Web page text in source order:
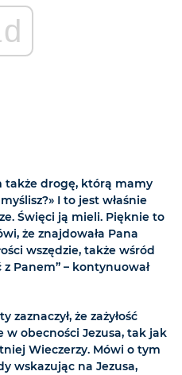
także drogę, którą mamy
I to jest właśnie
Święci ją mieli. Pięknie to
że znajdowała Pana
wszędzie, także wśród
Panem” – kontynuował
zaznaczył, że zażyłość
w obecności Jezusa, tak jak
Wieczerzy. Mówi o tym
wskazując na Jezusa,